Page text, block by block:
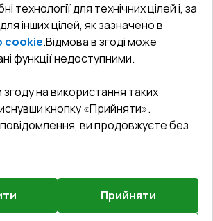
вікна
оферти
м. Вінниця, вул. Келецька 60 кв. 61
2026 Всі права захищені.
на платформіVitrager.com.
технології для технічних цілей і, за
інших цілей, як зазначено в
cookie.Відмова в згоді може
функції недоступними.
на використання таких
кнопку «Прийняти».
ви продовжуєте без
Прийняти